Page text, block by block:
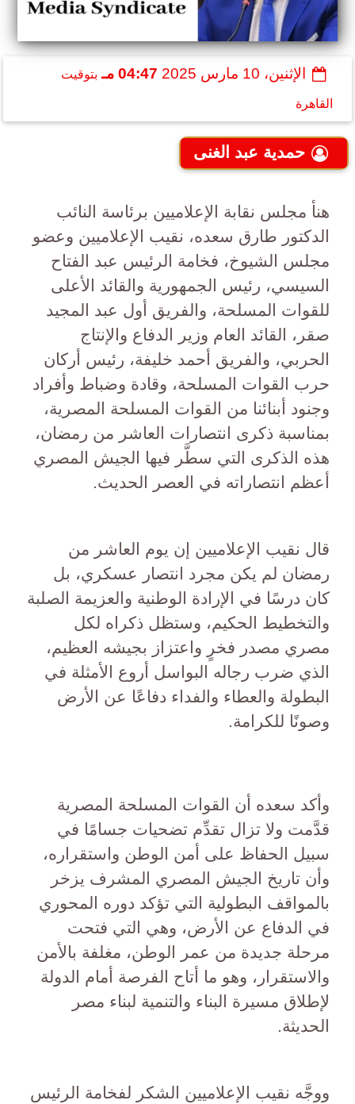
الإثنين، 10 مارس 2025 04:47 مـ بتوقيت
القاهرة
حمدية عبد الغنى
هنأ مجلس نقابة الإعلاميين برئاسة النائب
الدكتور طارق سعده، نقيب الإعلاميين وعضو
مجلس الشيوخ، فخامة الرئيس عبد الفتاح
السيسي، رئيس الجمهورية والقائد الأعلى
للقوات المسلحة، والفريق أول عبد المجيد
صقر، القائد العام وزير الدفاع والإنتاج
الحربي، والفريق أحمد خليفة، رئيس أركان
حرب القوات المسلحة، وقادة وضباط وأفراد
وجنود أبنائنا من القوات المسلحة المصرية،
بمناسبة ذكرى انتصارات العاشر من رمضان،
هذه الذكرى التي سطَّر فيها الجيش المصري
أعظم انتصاراته في العصر الحديث.
قال نقيب الإعلاميين إن يوم العاشر من
رمضان لم يكن مجرد انتصار عسكري، بل
كان درسًا في الإرادة الوطنية والعزيمة الصلبة
والتخطيط الحكيم، وستظل ذكراه لكل
مصري مصدر فخرٍ واعتزاز بجيشه العظيم،
الذي ضرب رجاله البواسل أروع الأمثلة في
البطولة والعطاء والفداء دفاعًا عن الأرض
وصونًا للكرامة.
وأكد سعده أن القوات المسلحة المصرية
قدَّمت ولا تزال تقدِّم تضحيات جسامًا في
سبيل الحفاظ على أمن الوطن واستقراره،
وأن تاريخ الجيش المصري المشرف يزخر
بالمواقف البطولية التي تؤكد دوره المحوري
في الدفاع عن الأرض، وهي التي فتحت
مرحلة جديدة من عمر الوطن، مغلفة بالأمن
والاستقرار، وهو ما أتاح الفرصة أمام الدولة
لإطلاق مسيرة البناء والتنمية لبناء مصر
الحديثة.
ووجَّه نقيب الإعلاميين الشكر لفخامة الرئيس